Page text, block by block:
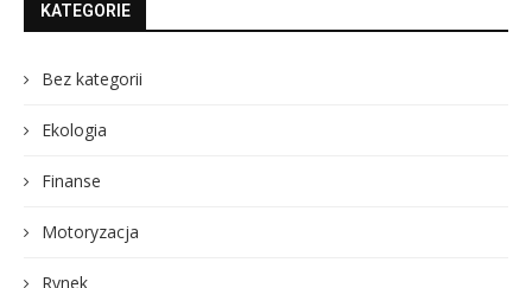
KATEGORIE
Bez kategorii
Ekologia
Finanse
Motoryzacja
Rynek